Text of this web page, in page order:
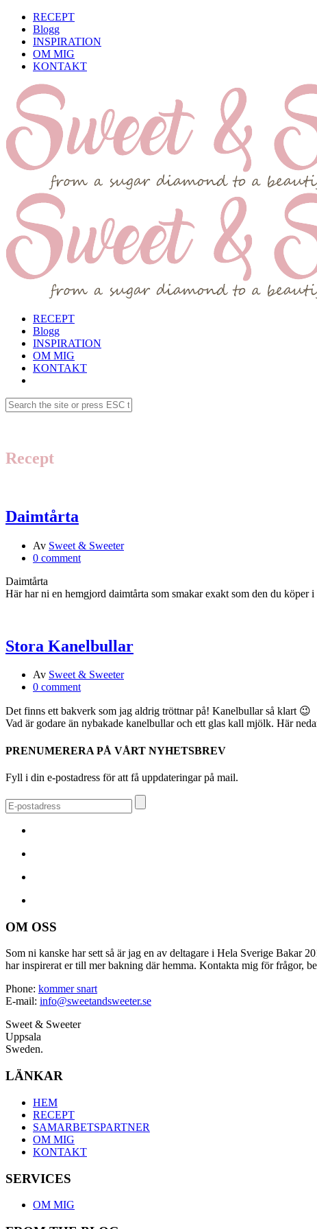
RECEPT
Blogg
INSPIRATION
OM MIG
KONTAKT
RECEPT
Blogg
INSPIRATION
OM MIG
KONTAKT
Recept
Daimtårta
Av Sweet & Sweeter
0 comment
Daimtårta
Här har ni en hemgjord daimtårta som smakar exakt som den du
Stora Kanelbullar
Av Sweet & Sweeter
0 comment
Det finns ett bakverk som jag aldrig tröttnar på! Kanelbullar så klart 😉
Vad är godare än nybakade kanelbullar och ett glas kall mjölk. Här
PRENUMERERA PÅ VÅRT NYHETSBREV
Fyll i din e-postadress för att få uppdateringar på mail.
OM OSS
Som ni kanske har sett så är jag en av deltagare i Hela Sverige Bakar
har inspirerat er till mer bakning där hemma. Kontakta mig för frågor,
Phone: kommer snart
E-mail: info@sweetandsweeter.se
Sweet & Sweeter
Uppsala
Sweden.
LÄNKAR
HEM
RECEPT
SAMARBETSPARTNER
OM MIG
KONTAKT
SERVICES
OM MIG